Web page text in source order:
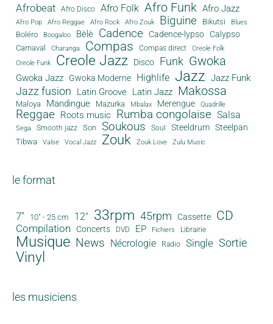
Afrobeat Afro Disco Afro Folk Afro Funk Afro Jazz
Afro Pop Afro Reggae Afro Rock Afro Zouk Biguine Bikutsi Blues
Boléro Boogaloo Bèlè Cadence Cadence-lypso Calypso
Carnaval Charanga Compas Compas direct
Creole Folk
Creole Funk
Creole Jazz Disco Funk Gwoka
Gwoka Jazz Gwoka Moderne Highlife Jazz Jazz Funk
Jazz fusion Latin Groove Latin Jazz Makossa
Maloya Mandingue Mazurka Mbalax Merengue Quadrille
Reggae Roots music Rumba congolaise Salsa
Sega Smooth jazz Son Soukous Soul Steeldrum Steelpan
Tibwa Valse Vocal Jazz Zouk Zouk Love Zulu Music
le format
7" 10" - 25 cm 12" 33rpm 45rpm Cassette CD
Compilation Concerts DVD EP Fichiers Librairie
Musique News Nécrologie Radio Single Sortie
Vinyl
les musiciens